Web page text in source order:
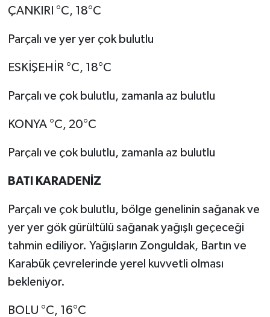
ÇANKIRI °C, 18°C
Parçalı ve yer yer çok bulutlu
ESKİŞEHİR °C, 18°C
Parçalı ve çok bulutlu, zamanla az bulutlu
KONYA °C, 20°C
Parçalı ve çok bulutlu, zamanla az bulutlu
BATI KARADENİZ
Parçalı ve çok bulutlu, bölge genelinin sağanak ve
yer yer gök gürültülü sağanak yağışlı geçeceği
tahmin ediliyor. Yağışların Zonguldak, Bartın ve
Karabük çevrelerinde yerel kuvvetli olması
bekleniyor.
BOLU °C, 16°C